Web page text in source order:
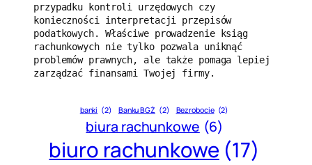
przypadku kontroli urzędowych czy
konieczności interpretacji przepisów
podatkowych. Właściwe prowadzenie ksiąg
rachunkowych nie tylko pozwala uniknąć
problemów prawnych, ale także pomaga lepiej
zarządzać finansami Twojej firmy.
banki (2) Banku BGŻ (2) Bezrobocie (2)
biura rachunkowe (6)
biuro rachunkowe (17)